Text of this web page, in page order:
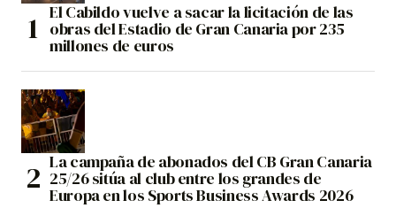
El Cabildo vuelve a sacar la licitación de las
obras del Estadio de Gran Canaria por 235
millones de euros
La campaña de abonados del CB Gran Canaria
25/26 sitúa al club entre los grandes de
Europa en los Sports Business Awards 2026